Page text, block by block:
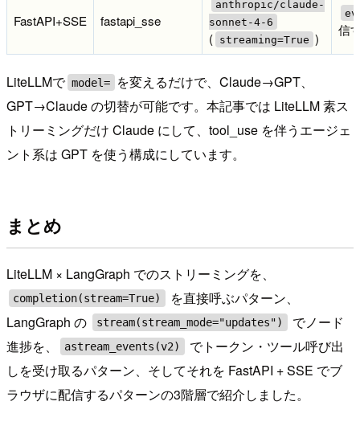
FastAPI+SSE fastapi_sse
anthropic/claude-
sonnet-4-6
( streaming=True )
信
LiteLLMで model=
を変えるだけで、Claude→GPT、
GPT→Claude の切替が可能です。本記事では LiteLLM 素ス
トリーミングだけ Claude にして、tool_use を伴うエージェ
ント系は GPT を使う構成にしています。
まとめ
LiteLLM × LangGraph でのストリーミングを、
completion(stream=True)
を直接呼ぶパターン、
LangGraph の
stream(stream_mode="updates")
でノード
進捗を、
astream_events(v2)
でトークン・ツール呼び出
しを受け取るパターン、そしてそれを FastAPI + SSE でブ
ラウザに配信するパターンの3階層で紹介しました。